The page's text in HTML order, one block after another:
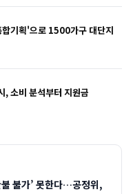
기획'으로 1500가구 대단지
, 소비 분석부터 지원금
불가’ 못한다…공정위,